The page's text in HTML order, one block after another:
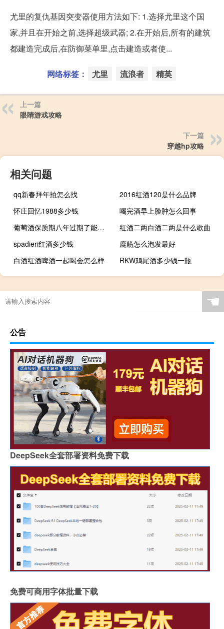
尤里的复仇基因突变器使用方法如下: 1.选择尤里这个国
家,并且在开始之前,选择超级武器; 2.在开始后,所有的建筑
都建造完成后,在防御菜单里,点击建造或者使...
网络标签： 尤里 流浪者 精英
上一篇
眼睛游戏攻略
下一篇
穿越hp攻略
相关问题
qq新春拜年拍怎么找
2016红酒120是什么品牌
怀庄回忆1988多少钱
喝完酒早上脸肿怎么回事
葡萄酒保质期八年过期了能喝吗
红酒二两白酒二两是什么歌曲
spadieri红酒多少钱
鹿筋怎么泡发最好
白酒红酒啤酒一起喝会怎么样
RKW鸡尾酒多少钱一瓶
☚
公告
DeepSeek全套部署资料免费下载
免费可商用字体批量下载